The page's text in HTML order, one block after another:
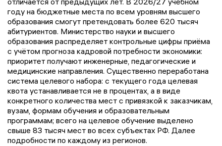
году на бюджетные места по всем уровням высшего
образования смогут претендовать более 620 тысяч
абитуриентов. Министерство науки и высшего
образования распределяет контрольные цифры приёма
с учётом прогноза кадровой потребности экономики:
приоритет получают инженерные, педагогические и
медицинские направления. Существенно переработана
система целевого набора: с текущего года целевая
квота устанавливается не в процентах, а в виде
конкретного количества мест с привязкой к заказчикам,
вузам, формам обучения и образовательным
программам; всего на целевое обучение выделено
свыше 83 тысяч мест во всех субъектах РФ. Далее
подробности по каждому из регионов.